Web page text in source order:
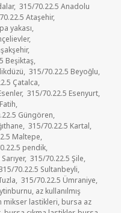
, 315/70.22.5 Anadolu
Ataşehir,
yakası,
,
,
Beşiktaş,
, 315/70.22.5 Beyoğlu,
Çatalca,
, 315/70.22.5 Esenyurt,
,
Güngören,
, 315/70.22.5 Kartal,
Maltepe,
pendik,
, 315/70.22.5 Şile,
70.22.5 Sultanbeyli,
, 315/70.22.5 Ümraniye,
, az kullanılmış
mikser lastikleri, bursa az